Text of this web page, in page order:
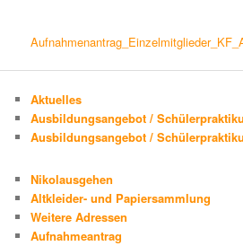
Aktuelles
Ausbildungsangebot /
Ausbildungsangebot /
Nikolausgehen
Altkleider- und Papiersammlung
Weitere Adressen
Aufnahmeantrag